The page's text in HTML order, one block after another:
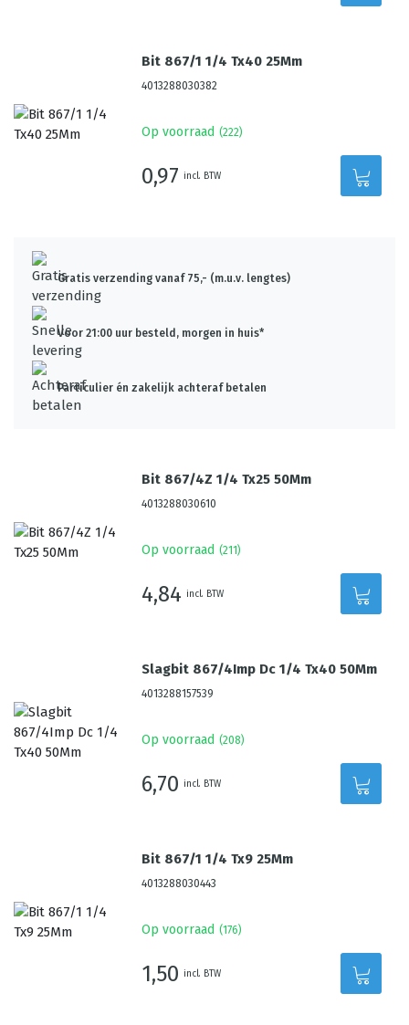
Bit 867/1 1/4 Tx40 25Mm
4013288030382
Op voorraad (222)
0,97 incl. BTW
Gratis verzending vanaf 75,- (m.u.v. lengtes)
Voor 21:00 uur besteld, morgen in huis*
Particulier én zakelijk achteraf betalen
Bit 867/4Z 1/4 Tx25 50Mm
4013288030610
Op voorraad (211 )
4,84 incl. BTW
Slagbit 867/4Imp Dc 1/4 Tx40 50Mm
4013288157539
Op voorraad (208)
6,70 incl. BTW
Bit 867/1 1/4 Tx9 25Mm
4013288030443
Op voorraad (176)
1,50 incl. BTW